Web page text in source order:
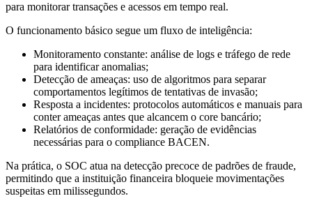
para monitorar transações e acessos em tempo real.
O funcionamento básico segue um fluxo de inteligência:
Monitoramento constante: análise de logs e tráfego de rede
para identificar anomalias;
Detecção de ameaças: uso de algoritmos para separar
comportamentos legítimos de tentativas de invasão;
Resposta a incidentes: protocolos automáticos e manuais para
conter ameaças antes que alcancem o core bancário;
Relatórios de conformidade: geração de evidências
necessárias para o compliance BACEN.
Na prática, o SOC atua na detecção precoce de padrões de fraude,
permitindo que a instituição financeira bloqueie movimentações
suspeitas em milissegundos.